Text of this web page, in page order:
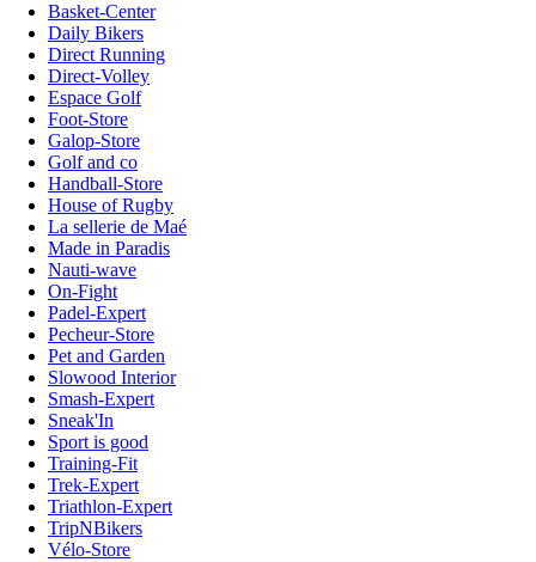
Basket-Center
Daily Bikers
Direct Running
Direct-Volley
Espace Golf
Foot-Store
Galop-Store
Golf and co
Handball-Store
House of Rugby
La sellerie de Maé
Made in Paradis
Nauti-wave
On-Fight
Padel-Expert
Pecheur-Store
Pet and Garden
Slowood Interior
Smash-Expert
Sneak'In
Sport is good
Training-Fit
Trek-Expert
Triathlon-Expert
TripNBikers
Vélo-Store